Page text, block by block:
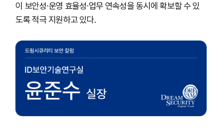
이 보안성·운영 효율성·업무 연속성을 동시에 확보할 수 있
도록 적극 지원하고 있다.